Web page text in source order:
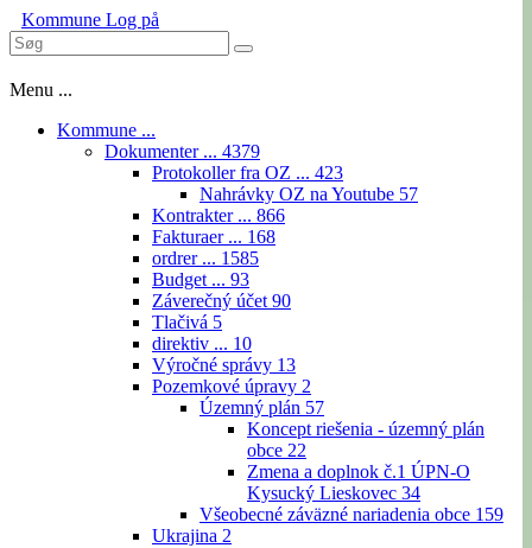
Kommune Log på
Menu ...
Kommune ...
Dokumenter ... 4379
Protokoller fra OZ ... 423
Nahrávky OZ na Youtube 57
Kontrakter ... 866
Fakturaer ... 168
ordrer ... 1585
Budget ... 93
Záverečný účet 90
Tlačivá 5
direktiv ... 10
Výročné správy 13
Pozemkové úpravy 2
Územný plán 57
Koncept riešenia - územný plán
obce 22
Zmena a doplnok č.1 ÚPN-O
Kysucký Lieskovec 34
Všeobecné záväzné nariadenia obce 159
Ukrajina 2